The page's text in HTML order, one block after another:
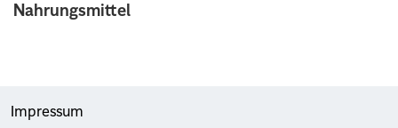
Nahrungsmittel
Impressum